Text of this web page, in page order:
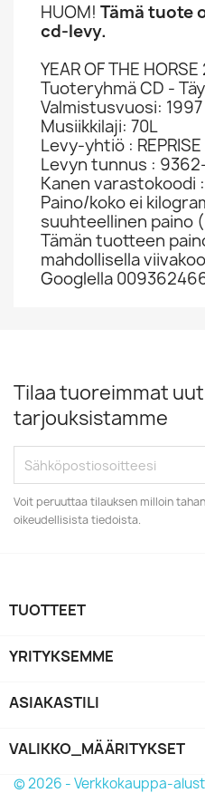
HUOM! Tämä tuote
cd-levy.
YEAR OF THE
Tuoteryhmä CD -
Valmistusvuosi: 1997
Musiikkilaji: 70L
Levy-yhtiö : REPRISE
Levyn tunnus :
Kanen varastokoodi
Paino/koko ei
suuhteellinen paino (
Tämän tuotteen
mahdollisella
Googlella
Tilaa tuoreimmat
tarjouksistamme
Voit peruuttaa tilauksen milloin
oikeudellisista tiedoista.
TUOTTEET
YRITYKSEMME
ASIAKASTILI
VALIKKO_MÄÄRITYKSET
© 2026 - Verkkokauppa-